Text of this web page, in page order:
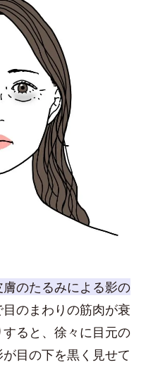
のたるみによる影の
のまわりの筋肉が衰
ると、徐々に目元の
目の下を黒く見せて